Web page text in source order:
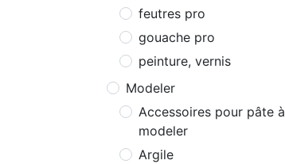
feutres pro
gouache pro
peinture, vernis
Modeler
Accessoires pour pâte à
modeler
Argile